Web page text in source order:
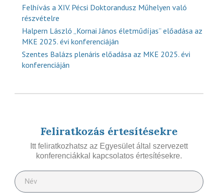
Felhívás a XIV. Pécsi Doktorandusz Műhelyen való
részvételre
Halpern László „Kornai János életműdíjas” előadása az
MKE 2025. évi konferenciáján
Szentes Balázs plenáris előadása az MKE 2025. évi
konferenciáján
Feliratkozás értesítésekre
Itt feliratkozhatsz az Egyesület által szervezett
konferenciákkal kapcsolatos értesítésekre.